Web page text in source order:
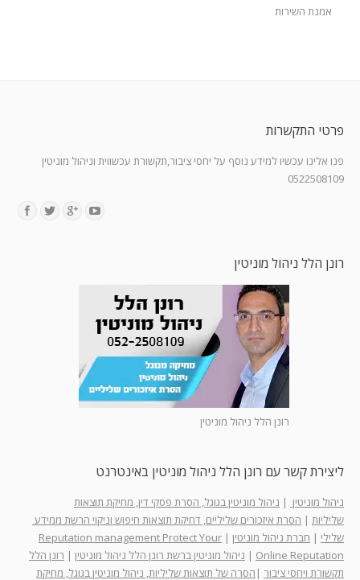
אמנת השירות
פרטי התקשרות
פנו אלינו עכשיו למידע נוסף על יחסי ציבור,תקשורת עכשווית וניהול מוניטין
0522508109
רונן הלל ניהול מוניטין
רונן הלל ניהול מוניטין
ליצירת קשר עם רונן הלל ניהול מוניטין באינטרנט
ניהול מוניטין | ניהול מוניטין בגוגל, הסרת פסקי דין, מחיקת תוצאות
שליליות | הסרת איזכורים שליליים, דחיקת תוצאות חיפוש וניקוי הרשת ממידע
שלילי | חברת ניהול מוניטין |
Reputation management Protect Your
Online Reputation
| ניהול מוניטין ברשת רונן הלל ניהול מוניטין | רונן הלל
תקשורת ויחסי ציבור | הסרה של תוצאות שליליות, ניהול מוניטין בגוגל, מחיקת